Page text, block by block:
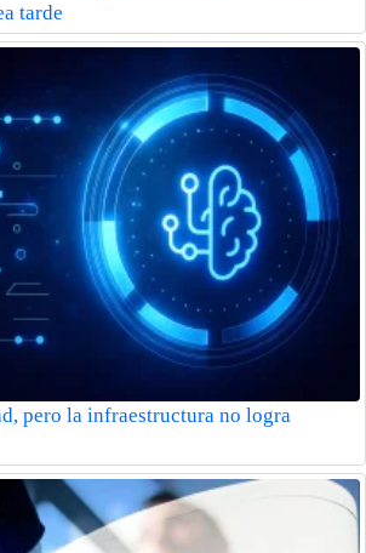
tarde
pero la infraestructura no logra